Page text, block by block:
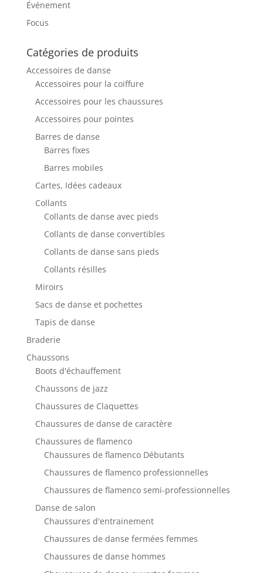
Événement
Focus
Catégories de produits
Accessoires de danse
Accessoires pour la coiffure
Accessoires pour les chaussures
Accessoires pour pointes
Barres de danse
Barres fixes
Barres mobiles
Cartes, Idées cadeaux
Collants
Collants de danse avec pieds
Collants de danse convertibles
Collants de danse sans pieds
Collants résilles
Miroirs
Sacs de danse et pochettes
Tapis de danse
Braderie
Chaussons
Boots d'échauffement
Chaussons de jazz
Chaussures de Claquettes
Chaussures de danse de caractère
Chaussures de flamenco
Chaussures de flamenco Débutants
Chaussures de flamenco professionnelles
Chaussures de flamenco semi-professionnelles
Danse de salon
Chaussures d'entrainement
Chaussures de danse fermées femmes
Chaussures de danse hommes